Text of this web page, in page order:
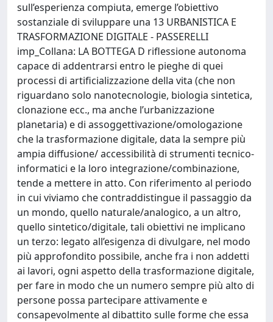
sull’esperienza compiuta, emerge l’obiettivo
sostanziale di sviluppare una 13 URBANISTICA E
TRASFORMAZIONE DIGITALE - PASSERELLI
imp_Collana: LA BOTTEGA D riflessione autonoma
capace di addentrarsi entro le pieghe di quei
processi di artificializzazione della vita (che non
riguardano solo nanotecnologie, biologia sintetica,
clonazione ecc., ma anche l’urbanizzazione
planetaria) e di assoggettivazione/omologazione
che la trasformazione digitale, data la sempre più
ampia diffusione/ accessibilità di strumenti tecnico-
informatici e la loro integrazione/combinazione,
tende a mettere in atto. Con riferimento al periodo
in cui viviamo che contraddistingue il passaggio da
un mondo, quello naturale/analogico, a un altro,
quello sintetico/digitale, tali obiettivi ne implicano
un terzo: legato all’esigenza di divulgare, nel modo
più approfondito possibile, anche fra i non addetti
ai lavori, ogni aspetto della trasformazione digitale,
per fare in modo che un numero sempre più alto di
persone possa partecipare attivamente e
consapevolmente al dibattito sulle forme che essa